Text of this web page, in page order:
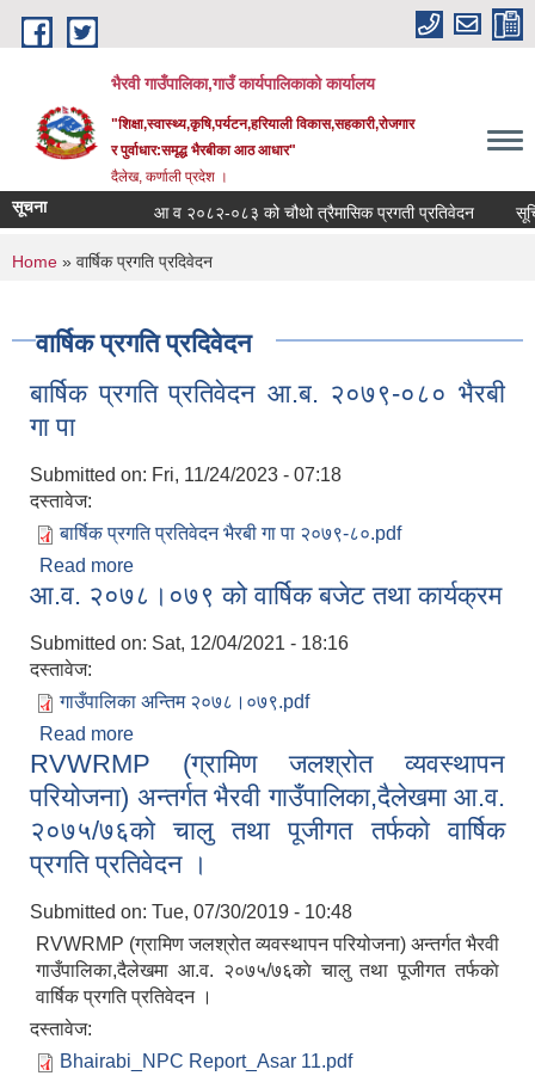
Skip to main content
भैरवी गाउँपालिका,गाउँ कार्यपालिकाको कार्यालय
"शिक्षा,स्वास्थ्य,कृषि,पर्यटन,हरियाली विकास,सहकारी,रोजगार
र पुर्वाधार:समृद्ध भैरबीका आठ आधार"
दैलेख, कर्णाली प्रदेश ।
सूचना आ व २०८२-०८३ को चौथो त्रैमासिक प्रगती प्रतिवेदन सूचि
You are here
Home » वार्षिक प्रगति प्रदिवेदन
वार्षिक प्रगति प्रदिवेदन
बार्षिक प्रगति प्रतिवेदन आ.ब. २०७९-०८० भैरबी
गा पा
Submitted on: Fri, 11/24/2023 - 07:18
दस्तावेज:
बार्षिक प्रगति प्रतिवेदन भैरबी गा पा २०७९-८०.pdf
Read more
पा
आ‌.व. २०७८।०७९ को वार्षिक बजेट तथा कार्यक्रम
Submitted on: Sat, 12/04/2021 - 18:16
दस्तावेज:
गाउँपालिका अन्तिम २०७८।०७९.pdf
Read more
RVWRMP (ग्रामिण जलश्रोत व्यवस्थापन
परियोजना) अन्तर्गत भैरवी गाउँपालिका,दैलेखमा आ‍.व.
२०७५/७६काे चालु तथा पूजीगत तर्फकाे वार्षिक
प्रगति प्रतिवेदन ।
Submitted on: Tue, 07/30/2019 - 10:48
RVWRMP (ग्रामिण जलश्रोत व्यवस्थापन परियोजना) अन्तर्गत भैरवी
गाउँपालिका,दैलेखमा आ‍.व. २०७५/७६काे चालु तथा पूजीगत तर्फकाे
वार्षिक प्रगति प्रतिवेदन ।
दस्तावेज:
Bhairabi_NPC Report_Asar 11.pdf